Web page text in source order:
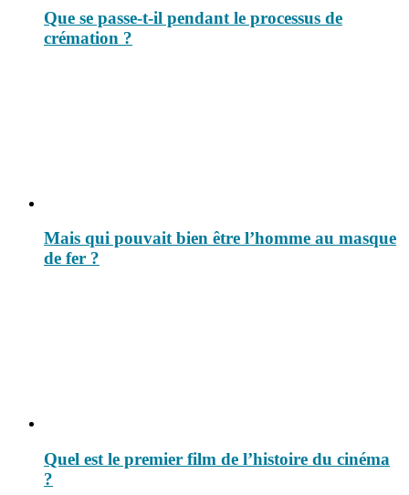
Que se passe-t-il pendant le processus de
crémation ?
Mais qui pouvait bien être l’homme au masque
de fer ?
Quel est le premier film de l’histoire du cinéma
?